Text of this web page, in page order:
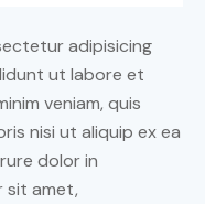
adipisicing
ut labore et
veniam, quis
nisi ut aliquip ex ea
dolor in
sit amet,